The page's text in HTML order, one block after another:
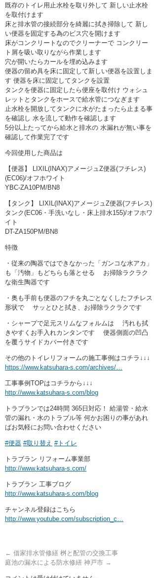
既存のトイレ用止水栓を取り外して 新しい止水栓
を取付けます
床と排水管の接続部分を綺麗に拭き掃除して 新し
い便器を固定する為のビス穴を開けます
床がコンクリートなのでクリーナーで コンクリー
ト屑を吸い取りながら作業します
穴が開いたらカールを埋め込みます
便器の留め具を床に固定して新しい便器を設置しま
す 便器を床に固定してタンクを設置
タンクを便器に固定したら便座を取付け ウォシュ
レットとタンクをホースで給水管につなぎます
止水栓を開放してタンクに水がたまったら止まる事
を確認し 水を流して動作を確認します
5分以上たってから給水と排水の 水漏れが無い事を
確認して作業完了です
今回使用した商品は
【便器】 LIXIL(INAX)アメージュZ便器(フチレス)
(EC06)/オフホワイト
YBC-ZA10PM/BN8
【タンク】 LIXIL(INAX)アメージュZ便器(フチレス)
タンク(EC06・手洗いなし・床上排水155)/オフホワ
イト
DT-ZA150PM/BN8
特徴
・従来の陶器ではできなかった「ガンコな水アカ」
も「汚物」もどちらも落とせる お掃除ラクラク
な衛生陶器です
・奥も手前も便器のフチを丸ごとなくしたフチレス
形状で サッとひと拭き、お掃除ラクラクです
・シャープで足元スリムなフォルムは 汚れも拭
きやすくお手入れカンタンです 便器側面の凹凸
を覆うサイドカバー付きです
その他のトイレリフォームの施工事例はコチラ↓↓↓
https://www.katsuhara-s.com/archives/…
工事事例TOPはコチラから↓↓↓
http://www.katsuhara-s.com/blog
トラブランでは24時間 365日対応！ 給湯管・給水
管の漏れ・水のトラブル等 何かお困りの事があれ
ばお気軽にお問い合わせください
#便器 #取り替え #トイレ
トラブラン リフォーム事業部
http://www.katsuhara-s.com/
トラブラン 工事ブログ
http://www.katsuhara-s.com/blog
チャンネル登録はこちら
http://www.youtube.com/subscription_c…
← 借家排水管修繕 桝と配管の交換工事
庭池の漏水による防水修繕 神戸市 →